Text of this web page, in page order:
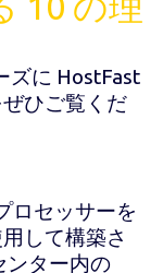
ズに HostFast
ひご覧くだ
ロセッサーを
して構築さ
ンター内の